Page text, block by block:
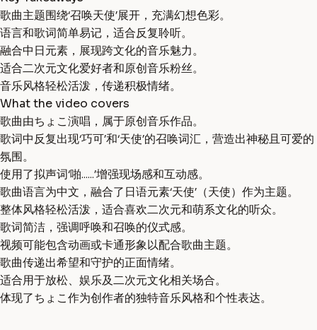
歌曲主题围绕‘召唤天使’展开，充满幻想色彩。
语言和歌词简单易记，适合反复聆听。
融合中日元素，展现跨文化的音乐魅力。
适合二次元文化爱好者和原创音乐粉丝。
音乐风格轻松活泼，传递积极情绪。
What the video covers
歌曲由ちょこ演唱，属于原创音乐作品。
歌词中反复出现‘巧可’和‘天使’的召唤词汇，营造出神秘且可爱的
氛围。
使用了拟声词‘啪……’增强现场感和互动感。
歌曲语言为中文，融合了日语元素‘天使’（天使）作为主题。
整体风格轻松活泼，适合喜欢二次元和萌系文化的听众。
歌词简洁，强调呼唤和召唤的仪式感。
视频可能包含动画或卡通形象以配合歌曲主题。
歌曲传递出希望和守护的正面情绪。
适合用于放松、娱乐及二次元文化相关场合。
体现了ちょこ作为创作者的独特音乐风格和个性表达。